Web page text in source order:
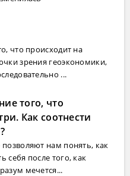
что происходит на
зрения геоэкономики,
...
того, что
Как соотнести
нам понять, как
себя после того, как
мечется...